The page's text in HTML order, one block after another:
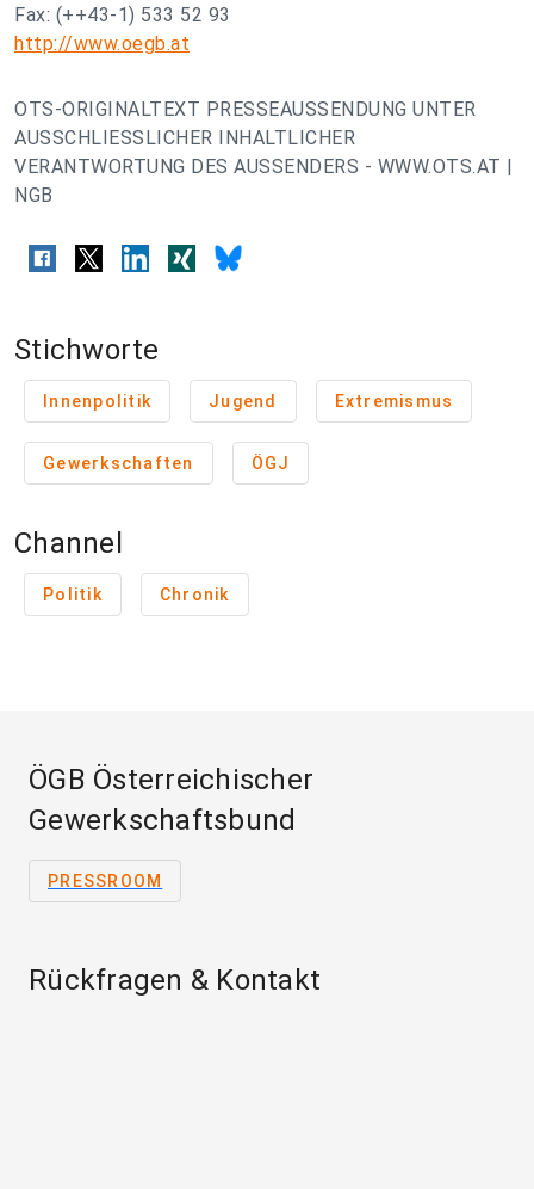
Fax: (++43-1) 533 52 93
http://www.oegb.at
OTS-ORIGINALTEXT PRESSEAUSSENDUNG UNTER
AUSSCHLIESSLICHER INHALTLICHER
VERANTWORTUNG DES AUSSENDERS - WWW.OTS.AT |
NGB
Stichworte
Innenpolitik Jugend Extremismus
Gewerkschaften ÖGJ
Channel
Politik Chronik
ÖGB Österreichischer
Gewerkschaftsbund
PRESSROOM
Rückfragen & Kontakt